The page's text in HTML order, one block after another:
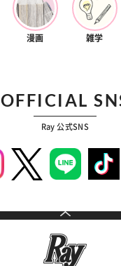
漫画 雑学
OFFICIAL
Ray 公式SNS